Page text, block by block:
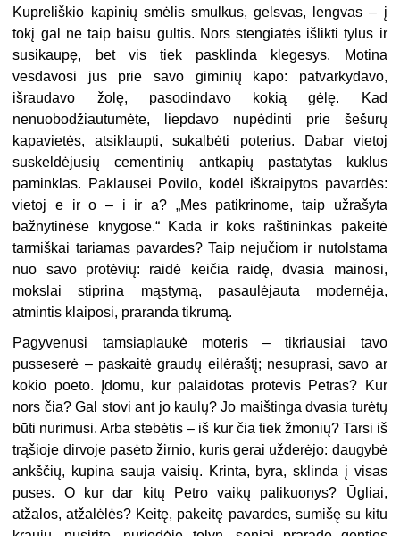
Kupreliškio kapinių smėlis smulkus, gelsvas, lengvas – į
tokį gal ne taip baisu gultis. Nors stengiatės išlikti tylūs ir
susikaupę, bet vis tiek pasklinda klegesys. Motina
vesdavosi jus prie savo giminių kapo: patvarkydavo,
išraudavo žolę, pasodindavo kokią gėlę. Kad
nenuobodžiautumėte, liepdavo nupėdinti prie šešurų
kapavietės, atsiklaupti, sukalbėti poterius. Dabar vietoj
suskeldėjusių cementinių antkapių pastatytas kuklus
paminklas. Paklausei Povilo, kodėl iškraipytos pavardės:
vietoj e ir o – i ir a? „Mes patikrinome, taip užrašyta
bažnytinėse knygose.“ Kada ir koks raštininkas pakeitė
tarmiškai tariamas pavardes? Taip nejučiom ir nutolstama
nuo savo protėvių: raidė keičia raidę, dvasia mainosi,
mokslai stiprina mąstymą, pasaulėjauta modernėja,
atmintis klaiposi, praranda tikrumą.
Pagyvenusi tamsiaplaukė moteris – tikriausiai tavo
pusseserė – paskaitė graudų eilėraštį; nesuprasi, savo ar
kokio poeto. Įdomu, kur palaidotas protėvis Petras? Kur
nors čia? Gal stovi ant jo kaulų? Jo maištinga dvasia turėtų
būti nurimusi. Arba stebėtis – iš kur čia tiek žmonių? Tarsi iš
trąšioje dirvoje pasėto žirnio, kuris gerai užderėjo: daugybė
ankščių, kupina sauja vaisių. Krinta, byra, sklinda į visas
puses. O kur dar kitų Petro vaikų palikuonys? Ūgliai,
atžalos, atžalėlės? Keitę, pakeitę pavardes, sumišę su kitu